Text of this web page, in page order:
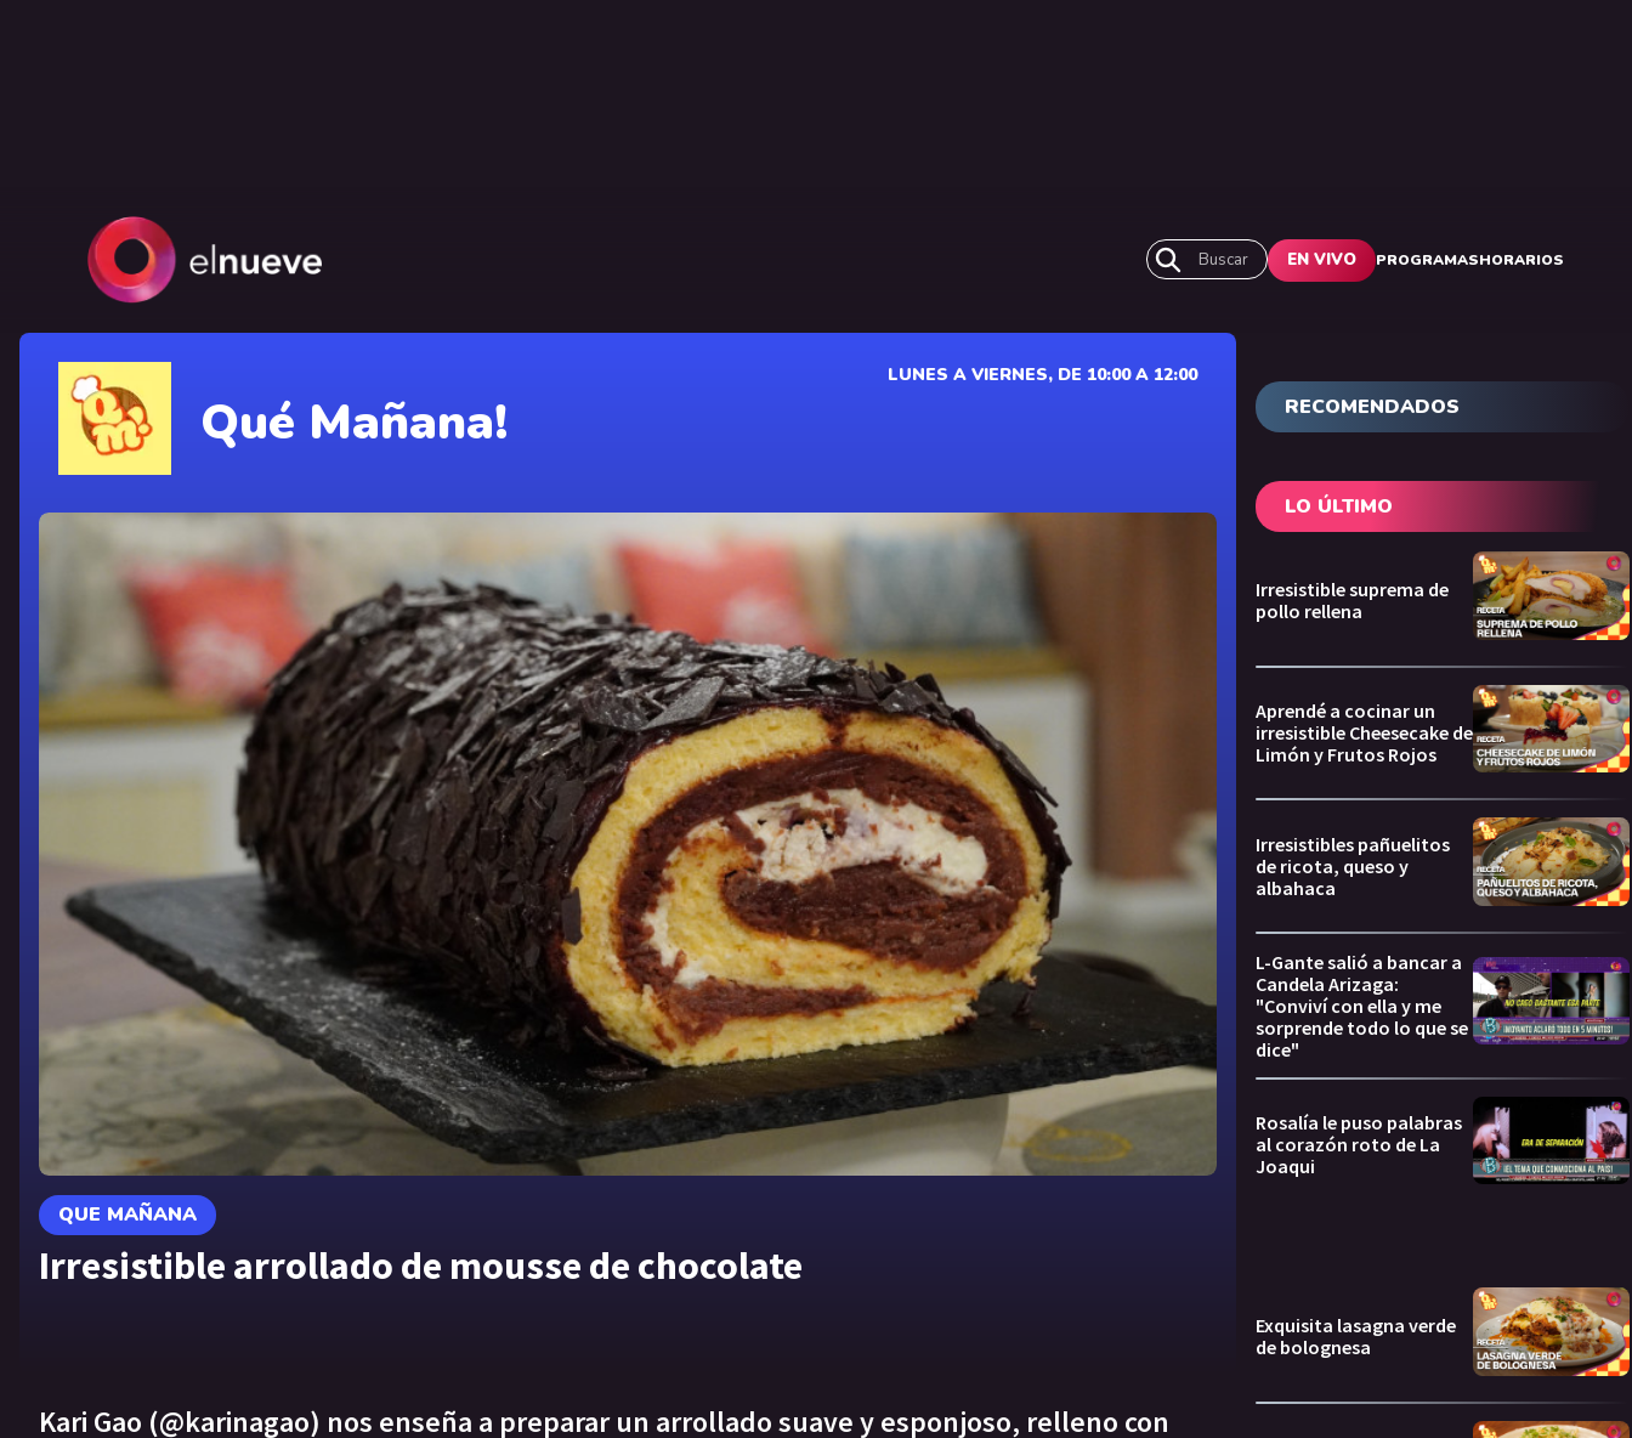
Buscar EN VIVO PROGRAMASHORARIOS
Qué Mañana!
LUNES A VIERNES, DE 10:00 A 12:00
QUE MAÑANA
Irresistible arrollado de mousse de chocolate
Kari Gao (@karinagao) nos enseña a preparar un arrollado suave y esponjoso, relleno con
RECOMENDADOS
LO ÚLTIMO
Irresistible suprema de
pollo rellena
Aprendé a cocinar un
irresistible Cheesecake de
Limón y Frutos Rojos
Irresistibles pañuelitos
de ricota, queso y
albahaca
L-Gante salió a bancar a
Candela Arizaga:
"Conviví con ella y me
sorprende todo lo que se
dice"
Rosalía le puso palabras
al corazón roto de La
Joaqui
Exquisita lasagna verde
de bolognesa